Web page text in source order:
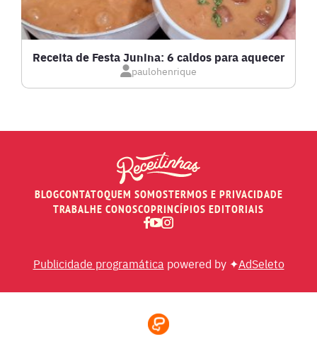
MASSAS E PASTAS
RECEITAS DE AIR FRYER
RECEITAS DE ANO NOVO (RÉVEILLON)
Receita de Festa Junina: 6 caldos para aquecer
paulohenrique
BLOGCONTATOQUEM SOMOSTERMOS E PRIVACIDADE
TRABALHE CONOSCOPRINCÍPIOS EDITORIAIS
Publicidade programática powered by ✦AdSeleto